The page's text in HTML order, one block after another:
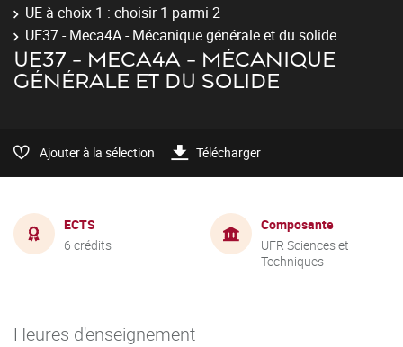
UE à choix 1 : choisir 1 parmi 2
UE37 - Meca4A - Mécanique générale et du solide
UE37 - MECA4A - MÉCANIQUE
GÉNÉRALE ET DU SOLIDE
Ajouter à la sélection Télécharger
ECTS
6 crédits
Composante
UFR Sciences et
Techniques
Heures d'enseignement